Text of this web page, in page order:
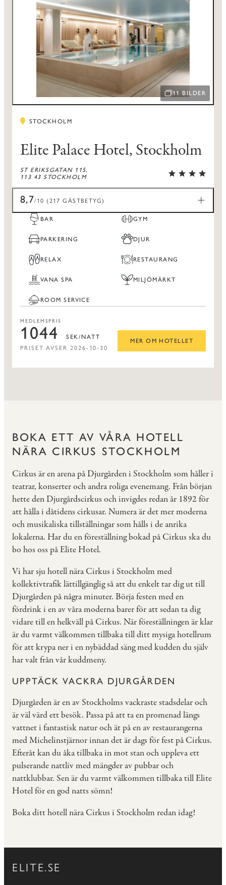
ÖPPNA BILDSPEL
11 BILDER
STOCKHOLM
Elite Palace Hotel, Stockholm
ST ERIKSGATAN 115,
113 43 STOCKHOLM
8,7/10 (217 GÄSTBETYG)
BAR GYM
PARKERING DJUR
RELAX RESTAURANG
VANA SPA MILJÖMÄRKT
ROOM SERVICE
MEDLEMSPRIS
1044 SEK/NATT
PRISET AVSER 2026-10-30
MER OM HOTELLET
BOKA ETT AV VÅRA HOTELL
NÄRA CIRKUS STOCKHOLM
Cirkus är en arena på Djurgården i Stockholm som håller i
teatrar, konserter och andra roliga evenemang. Från början
hette den Djurgårdscirkus och invigdes redan år 1892 för
att hålla i dåtidens cirkusar. Numera är det mer moderna
och musikaliska tillställningar som hålls i de anrika
lokalerna. Har du en föreställning bokad på Cirkus ska du
bo hos oss på Elite Hotel.
Vi har sju hotell nära Cirkus i Stockholm med
kollektivtrafik lättillgänglig så att du enkelt tar dig ut till
Djurgården på några minuter. Börja festen med en
fördrink i en av våra moderna barer för att sedan ta dig
vidare till en helkväll på Cirkus. När föreställningen är klar
är du varmt välkommen tillbaka till ditt mysiga hotellrum
för att krypa ner i en nybäddad säng med kudden du själv
har valt från vår kuddmeny.
UPPTÄCK VACKRA DJURGÅRDEN
Djurgården är en av Stockholms vackraste stadsdelar och
är väl värd ett besök. Passa på att ta en promenad längs
vattnet i fantastisk natur och ät på en av restaurangerna
med Michelinstjärnor innan det är dags för fest på Cirkus.
Efteråt kan du åka tillbaka in mot stan och uppleva ett
pulserande nattliv med mängder av pubbar och
nattklubbar. Sen är du varmt välkommen tillbaka till Elite
Hotel för en god natts sömn!
Boka ditt hotell nära Cirkus i Stockholm redan idag!
ELITE.SE